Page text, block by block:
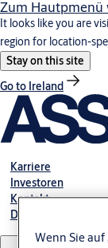
Zum Hautpmenü
It looks like you are
region for location-
Stay on this site
Go to Ireland
Karriere
Investoren
Kontakt
Dokumente
Wenn Sie auf